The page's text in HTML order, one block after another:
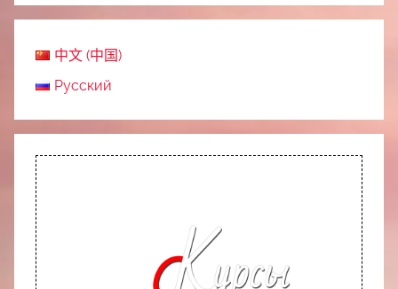
中文 (中国)
Русский